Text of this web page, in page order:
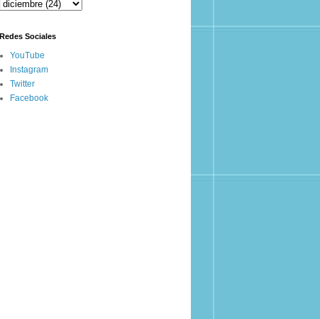
Redes Sociales
YouTube
Instagram
Twitter
Facebook